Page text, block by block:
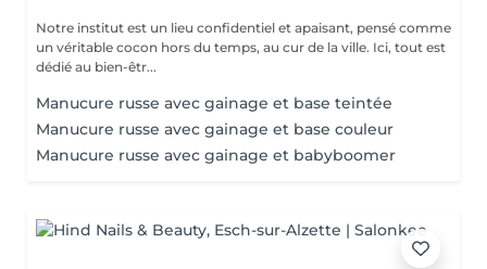
Notre institut est un lieu confidentiel et apaisant, pensé comme
un véritable cocon hors du temps, au cur de la ville. Ici, tout est
dédié au bien-êtr...
Manucure russe avec gainage et base teintée
Manucure russe avec gainage et base couleur
Manucure russe avec gainage et babyboomer